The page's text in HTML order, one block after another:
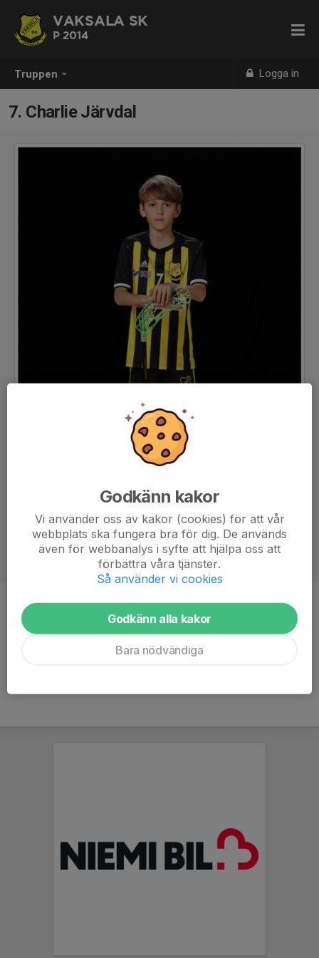
Truppen Logga in
VAKSALA SK
P 2014
7. Charlie Järvdal
Position
Ålder
11 år
Godkänn kakor
Vi använder oss av kakor (cookies) för att vår
webbplats ska fungera bra för dig. De används
även för webbanalys i syfte att hjälpa oss att
förbättra våra tjänster.
Så använder vi cookies
Godkänn alla kakor
Bara nödvändiga